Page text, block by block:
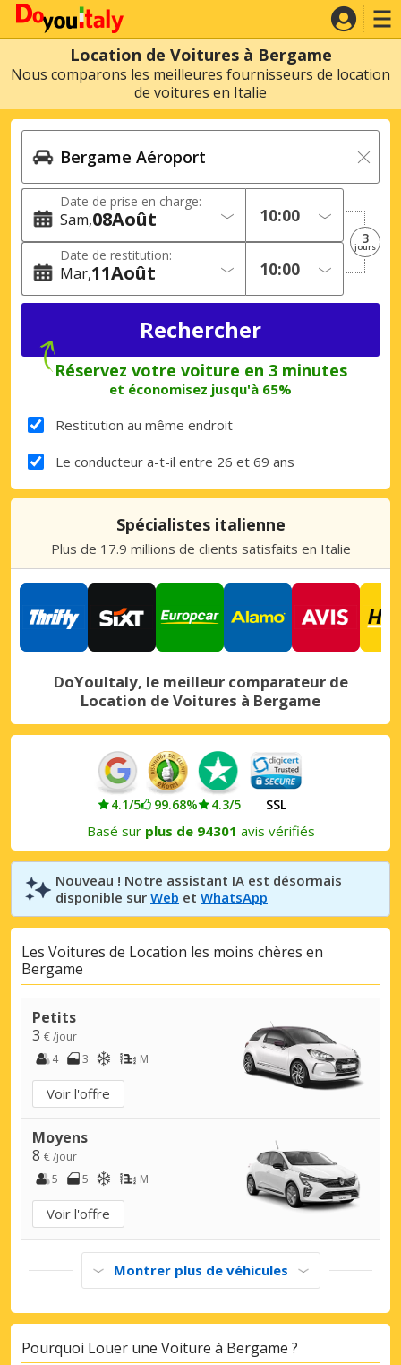
Location de Voitures à Bergame
Nous comparons les meilleures fournisseurs de location
de voitures en Italie
Date de prise en charge:
Sam 08Août
Date de restitution:
Mar 11Août
3
jours
Réservez votre voiture en 3 minutes
et économisez jusqu'à 65%
Restitution au même endroit
Le conducteur a-t-il entre 26 et 69 ans
Spécialistes italienne
Plus de 17.9 millions de clients satisfaits en Italie
DoYouItaly, le meilleur comparateur de
Location de Voitures à Bergame
4.1/5 99.68% 4.3/5 SSL
Basé sur plus de 94301 avis vérifiés
Nouveau ! Notre assistant IA est désormais
disponible sur Web et WhatsApp
Les Voitures de Location les moins chères en
Bergame
Petits
3 € /jour
4
3 M
Voir l'offre
Moyens
8 € /jour
5
5 M
Voir l'offre
Montrer plus de véhicules
Pourquoi Louer une Voiture à Bergame ?